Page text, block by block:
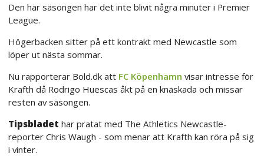
Den här säsongen har det inte blivit några minuter i Premier
League.
Högerbacken sitter på ett kontrakt med Newcastle som
löper ut nästa sommar.
Nu rapporterar Bold.dk att FC Köpenhamn visar intresse för
Krafth då Rodrigo Huescas åkt på en knäskada och missar
resten av säsongen.
Tipsbladet har pratat med The Athletics Newcastle-
reporter Chris Waugh - som menar att Krafth kan röra på sig
i vinter.